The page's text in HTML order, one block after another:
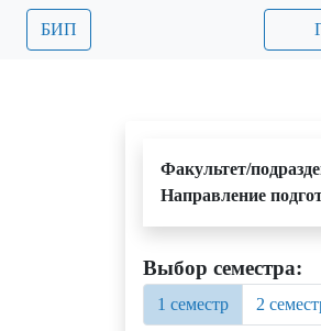
БИП
Факультет/
Направление
Выбор семестра:
1 семестр 2